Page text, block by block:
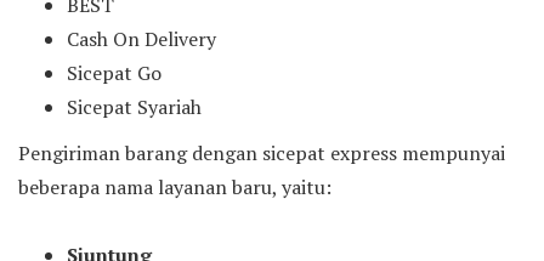
Cash On Delivery
Sicepat Go
Sicepat Syariah
Pengiriman barang dengan sicepat express mempunyai
beberapa nama layanan baru, yaitu:
Siuntung